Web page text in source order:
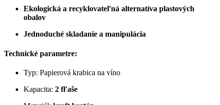
Ekologická a recyklovateľná alternatíva plastových
obalov
Jednoduché skladanie a manipulácia
Technické parametre:
Typ: Papierová krabica na víno
Kapacita: 2 fľaše